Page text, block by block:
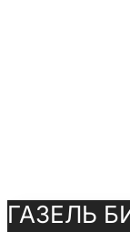
ГАЗЕЛЬ